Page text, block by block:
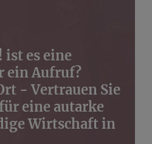
ist es eine
ein Aufruf?
- Vertrauen Sie
eine autarke
Wirtschaft in